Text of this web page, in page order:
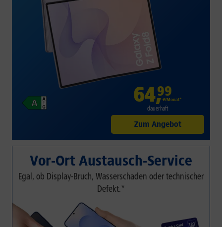
64,99
€/Monat*
dauerhaft
Zum Angebot
Vor-Ort Austausch-Service
Egal, ob Display-Bruch, Wasserschaden oder technischer
Defekt.*